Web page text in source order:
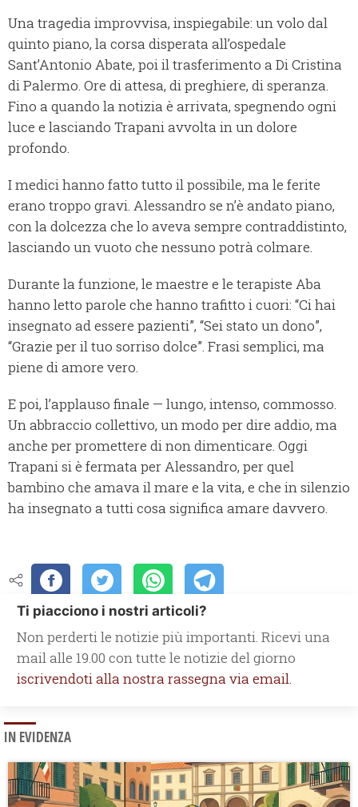
Una tragedia improvvisa, inspiegabile: un volo dal
quinto piano, la corsa disperata all’ospedale
Sant’Antonio Abate, poi il trasferimento a Di Cristina
di Palermo. Ore di attesa, di preghiere, di speranza.
Fino a quando la notizia è arrivata, spegnendo ogni
luce e lasciando Trapani avvolta in un dolore
profondo.
I medici hanno fatto tutto il possibile, ma le ferite
erano troppo gravi. Alessandro se n’è andato piano,
con la dolcezza che lo aveva sempre contraddistinto,
lasciando un vuoto che nessuno potrà colmare.
Durante la funzione, le maestre e le terapiste Aba
hanno letto parole che hanno trafitto i cuori: “Ci hai
insegnato ad essere pazienti”, “Sei stato un dono”,
“Grazie per il tuo sorriso dolce”. Frasi semplici, ma
piene di amore vero.
E poi, l’applauso finale — lungo, intenso, commosso.
Un abbraccio collettivo, un modo per dire addio, ma
anche per promettere di non dimenticare. Oggi
Trapani si è fermata per Alessandro, per quel
bambino che amava il mare e la vita, e che in silenzio
ha insegnato a tutti cosa significa amare davvero.
Ti piacciono i nostri articoli?
Non perderti le notizie più importanti. Ricevi una
mail alle 19.00 con tutte le notizie del giorno
iscrivendoti alla nostra rassegna via email.
IN EVIDENZA